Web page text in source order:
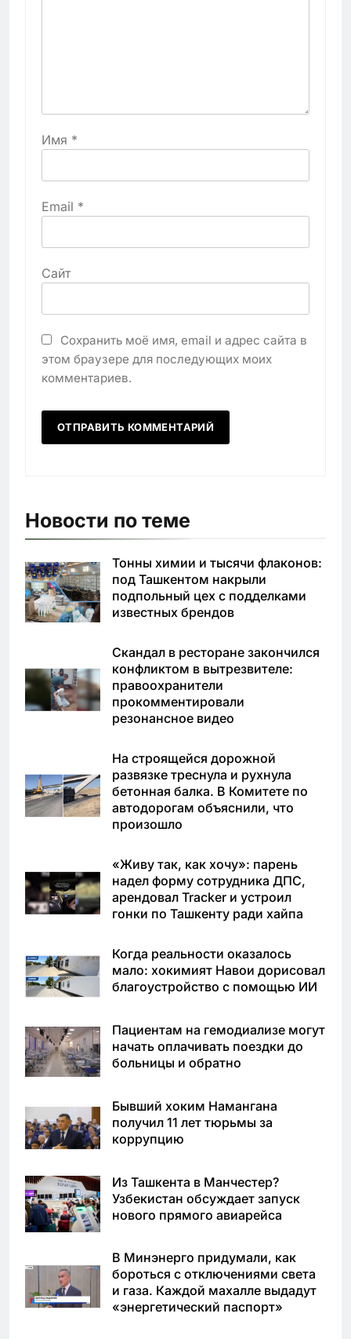
Имя *
Email *
Сайт
Сохранить моё имя, email и адрес сайта в
этом браузере для последующих моих
комментариев.
Новости по теме
Тонны химии и тысячи флаконов:
под Ташкентом накрыли
подпольный цех с подделками
известных брендов
Скандал в ресторане закончился
конфликтом в вытрезвителе:
правоохранители
прокомментировали
резонансное видео
На строящейся дорожной
развязке треснула и рухнула
бетонная балка. В Комитете по
автодорогам объяснили, что
произошло
«Живу так, как хочу»: парень
надел форму сотрудника ДПС,
арендовал Tracker и устроил
гонки по Ташкенту ради хайпа
Когда реальности оказалось
мало: хокимият Навои дорисовал
благоустройство с помощью ИИ
Пациентам на гемодиализе могут
начать оплачивать поездки до
больницы и обратно
Бывший хоким Намангана
получил 11 лет тюрьмы за
коррупцию
Из Ташкента в Манчестер?
Узбекистан обсуждает запуск
нового прямого авиарейса
В Минэнерго придумали, как
бороться с отключениями света
и газа. Каждой махалле выдадут
«энергетический паспорт»